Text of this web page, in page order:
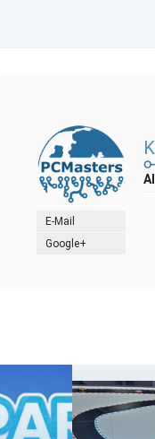
E-Mail
Google+